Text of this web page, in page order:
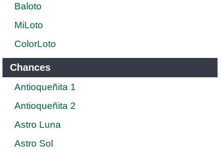
Baloto
MiLoto
ColorLoto
Chances
Antioqueñita 1
Antioqueñita 2
Astro Luna
Astro Sol